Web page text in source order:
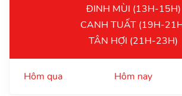
ĐINH MÙI (13H-15H)
CANH TUẤT (19H-
TÂN HỢI (21H-23H)
Hôm qua Hôm nay